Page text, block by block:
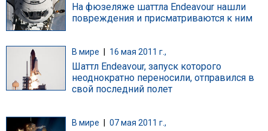
На фюзеляже шаттла Endeavour нашли
повреждения и присматриваются к ним
В мире 16 мая 2011 г.,
Шаттл Endeavour, запуск которого
неоднократно переносили, отправился в
свой последний полет
В мире 07 мая 2011 г.,